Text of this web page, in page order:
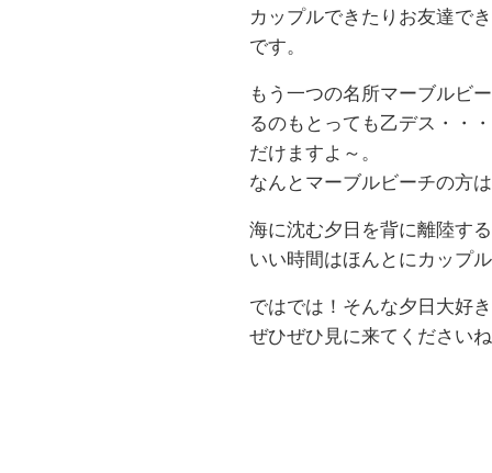
カップルできたりお友達で
です。
もう一つの名所マーブルビ
るのもとっても乙デス・・
だけますよ～。
なんとマーブルビーチの方
海に沈む夕日を背に離陸す
いい時間はほんとにカップ
ではでは！そんな夕日大好
ぜひぜひ見に来てください